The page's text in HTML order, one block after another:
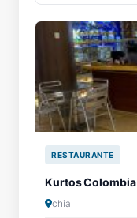
RESTAURANTE
Kurtos Colombia
chia